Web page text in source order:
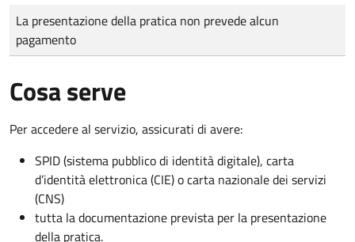
Tipo di pagamento
Importo
La presentazione della pratica non prevede alcun
pagamento
Cosa serve
Per accedere al servizio, assicurati di avere:
SPID (sistema pubblico di identità digitale), carta
d’identità elettronica (CIE) o carta nazionale dei servizi
(CNS)
tutta la documentazione prevista per la presentazione
della pratica.